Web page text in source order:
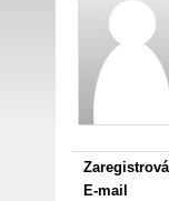
E-mail